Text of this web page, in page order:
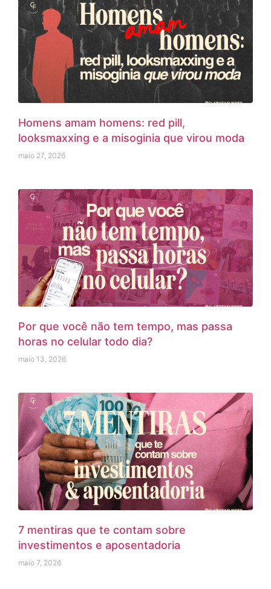
Homens amam homens: red pill,
looksmaxxing e a misoginia que virou moda
maio 27, 2026
Por que você não tem tempo, mas passa
horas no celular todo dia?
maio 13, 2026
7 mentiras que te contam sobre
investimentos e aposentadoria
maio 7, 2026